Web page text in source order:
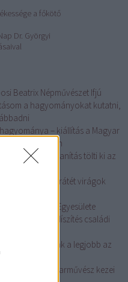
a főkötő
Dr. Györgyi
Beatrix Népművészet Ifjú
a hagyományokat kutatni,
– kiállítás a Magyar
Múzeumban
a szövés és tanítás tölti ki az
nyomán szűrrátét virágok
Tojásdíszítők Egyesülete
a tojásdíszítés családi
bőrműves: csak a legjobb az
Terike Népi Iparművész kezei